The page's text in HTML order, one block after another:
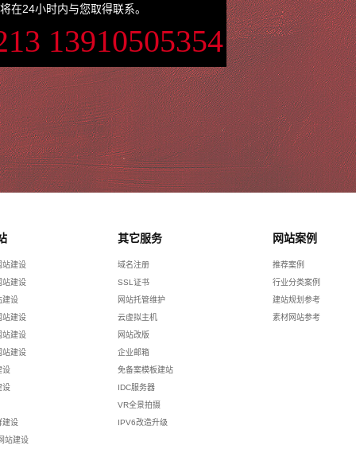
在24小时内与您取得联系。
13910505354
站建设
站建设
建设
站建设
站建设
站建设
设
设
建设
站建设
其它服务
域名注册
SSL证书
网站托管维护
云虚拟主机
网站改版
企业邮箱
免备案模板建站
IDC服务器
VR全景拍摄
IPV6改造升级
网站案例
推荐案例
行业分类案例
建站规划参考
素材网站参考